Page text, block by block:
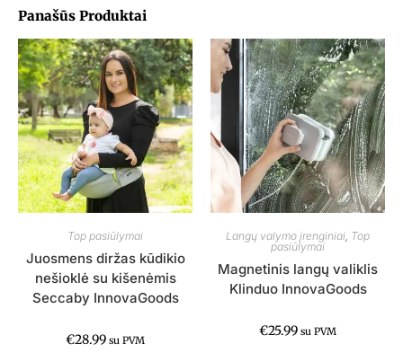
Panašūs Produktai
Top pasiūlymai
Juosmens diržas kūdikio
nešioklė su kišenėmis
Seccaby InnovaGoods
€28.99 su PVM
Langų valymo įrenginiai Top
pasiūlymai
Magnetinis langų valiklis
Klinduo InnovaGoods
€25.99 su PVM